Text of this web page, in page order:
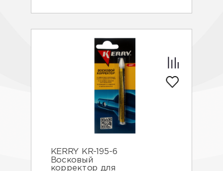
KERRY KR-195-6
Восковый
корректор для